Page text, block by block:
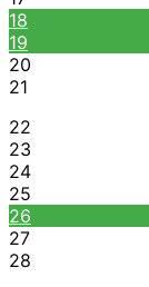
18
19
20
21
22
23
24
25
26
27
28